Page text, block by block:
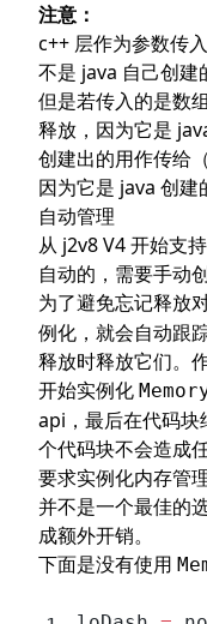
注意：
c++ 层作为参数传
不是 java 自己创建
但是若传入的是数
释放，因为它是
创建出的用作传给
因为它是 java 创建
自动管理
从 j2v8 V4 开始支
自动的，需要手动
为了避免忘记释放
例化，就会自动跟
释放时释放它们。
开始实例化
api，最后在代码块
个代码块不会造成
要求实例化内存管
并不是一个最佳的
成额外开销。
下面是没有使用